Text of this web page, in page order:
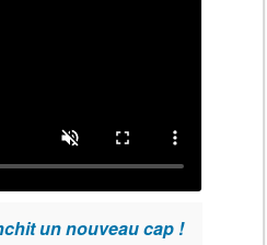
un nouveau cap !